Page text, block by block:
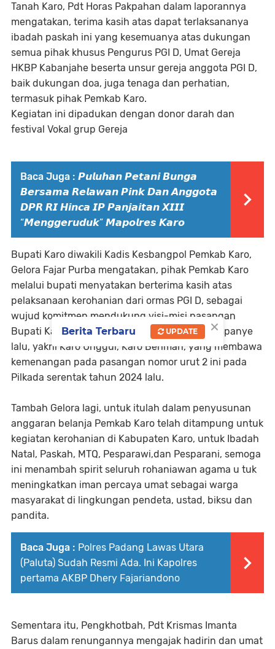
Tanah Karo, Pdt Horas Pakpahan dalam laporannya
mengatakan, terima kasih atas dapat terlaksananya
ibadah paskah ini yang kesemuanya atas dukungan
semua pihak khusus Pengurus PGI D, Umat Gereja
HKBP Kabanjahe beserta unsur gereja anggota PGI D,
baik dukungan doa, juga tenaga dan perhatian,
termasuk pihak Pemkab Karo.
Kegiatan ini dipadukan dengan donor darah dan
festival Vokal grup Gereja
Baca Juga : 𝙋𝙪𝙡𝙪𝙝𝙖𝙣 𝙋𝙚𝙩𝙖𝙣𝙞 𝘽𝙪𝙣𝙜𝙖
𝘽𝙚𝙧𝙨𝙖𝙢𝙖 𝙍𝙚𝙡𝙖𝙬𝙖𝙣 𝙋𝙞𝙣𝙠 𝘿𝙖𝙣 𝘼𝙣𝙜𝙜𝙤𝙩𝙖
𝘿𝙋𝙍 𝙍𝙄 𝙃𝙞𝙣𝙘𝙖 𝙄𝙋 𝙋𝙖𝙣𝙟𝙖𝙞𝙩𝙖𝙣 𝙓𝙄𝙄𝙄
“𝙈𝙚𝙣𝙜𝙜𝙚𝙧𝙪𝙙𝙪𝙠” 𝙈𝙖𝙥𝙤𝙡𝙧𝙚𝙨 𝙆𝙖𝙧𝙤
Bupati Karo diwakili Kadis Kesbangpol Pemkab Karo,
Gelora Fajar Purba mengatakan, pihak Pemkab Karo
melalui bupati menyatakan berterima kasih atas
pelaksanaan kerohanian dari ormas PGI D, sebagai
wujud komitmen mendukung visi-misi pasangan
Bupati Karo "Antonius-Komando" di masa kampanye
lalu, yakni Karo Unggul, Karo Beriman, yang membawa
kemenangan pada pasangan nomor urut 2 ini pada
Pilkada serentak tahun 2024 lalu.
Tambah Gelora lagi, untuk itulah dalam penyusunan
anggaran belanja Pemkab Karo telah ditampung untuk
kegiatan kerohanian di Kabupaten Karo, untuk Ibadah
Natal, Paskah, MTQ, Pesparawi,dan Pesparani, semoga
ini menambah spirit seluruh rohaniawan agama u tuk
meningkatkan iman percaya umat sebagai warga
masyarakat di lingkungan pendeta, ustad, biksu dan
pandita.
Baca Juga : Polres Padang Lawas Utara
(Paluta) Sudah Resmi Ada. Ini Kapolres
pertama AKBP Dhery Fajariandono
Sementara itu, Pengkhotbah, Pdt Krismas Imanta
Barus dalam renungannya mengajak hadirin dan umat
×
Berita Terbaru UPDATE